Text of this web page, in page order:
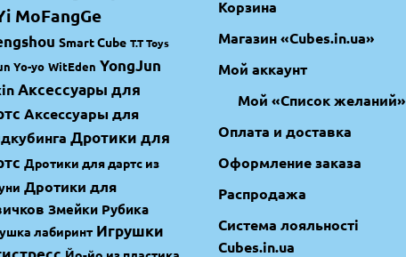
MoFangGe
Smart Cube T.T Toys
Yo-yo WitEden YongJun
Аксессуары для
Аксессуары для
Дротики для
Дротики для дартс из
Дротики для
Змейки Рубика
лабиринт Игрушки
Корзина
Магазин «Cubes.in.ua»
Мой аккаунт
Мой «Список желаний»
Оплата и доставка
Оформление заказа
Распродажа
Система лояльності
Cubes.in.ua